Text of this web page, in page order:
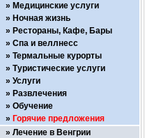
Медицинские услуги
Ночная жизнь
Рестораны, Кафе, Бары
Спа и веллнесс
Термальные курорты
Туристические услуги
Услуги
Развлечения
Обучение
Горячие предложения
Лечение в Венгрии